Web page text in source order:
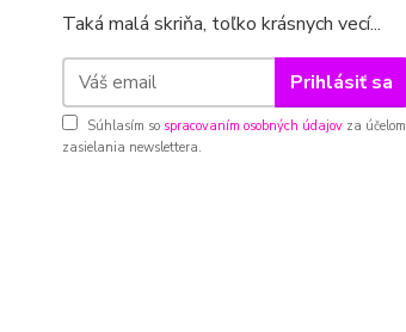
Taká malá skriňa, toľko krásnych vecí...
Prihlásiť sa
Súhlasím so spracovaním osobných údajov za účelom
zasielania newslettera.